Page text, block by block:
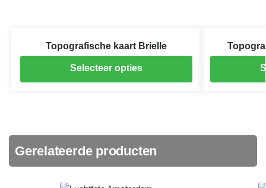
Topografische kaart Brielle
Selecteer opties
Gerelateerde producten